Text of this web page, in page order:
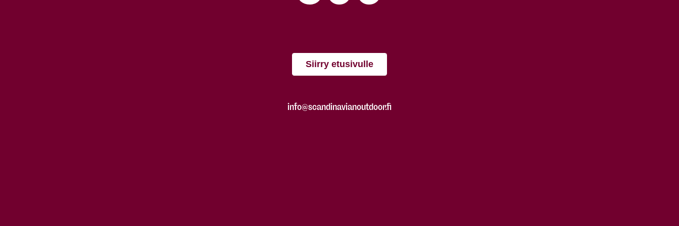
Siirry etusivulle
info@scandinavianoutdoor.fi